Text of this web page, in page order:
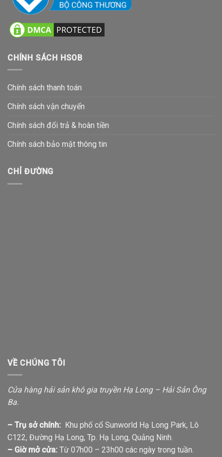
CHÍNH SÁCH HSOB
Chính sách thanh toán
Chính sách vận chuyển
Chính sách đổi trả & hoàn tiền
Chính sách bảo mật thông tin
CHỈ ĐƯỜNG
VỀ CHÚNG TÔI
Cửa hàng hải sản khô gia truyền Hạ Long – Hải Sản Ông
Ba.
– Trụ sở chính: Khu phố cổ Sunworld Hạ Long Park, Lô
C122, Đường Hạ Long, Tp. Hạ Long, Quảng Ninh.
– Giờ mở cửa: Từ 07h00 – 23h00 các ngày trong tuần.